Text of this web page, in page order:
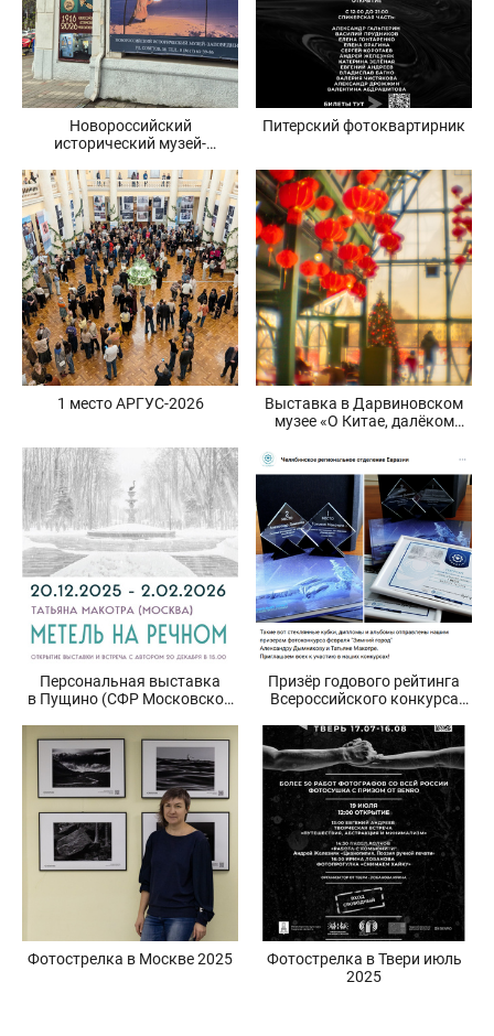
Новороссийский
исторический музей-
«Притяжение»
Питерский фотоквартирник
1 место АРГУС-2026
Выставка в Дарвиновском
музее «О Китае, далёком
22/03/26
Персональная выставка
в Пущино (СФР Московской
Призёр годового рейтинга
Всероссийского конкурса
2025»
Фотострелка в Москве 2025
Фотострелка в Твери июль
2025